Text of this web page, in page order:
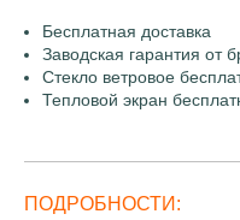
Бесплатная доставка
Заводская гарантия от
Стекло ветровое
Тепловой экран
ПОДРОБНОСТИ: